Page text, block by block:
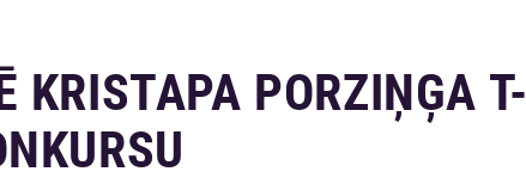
KRISTAPA PORZIŅĢA T-